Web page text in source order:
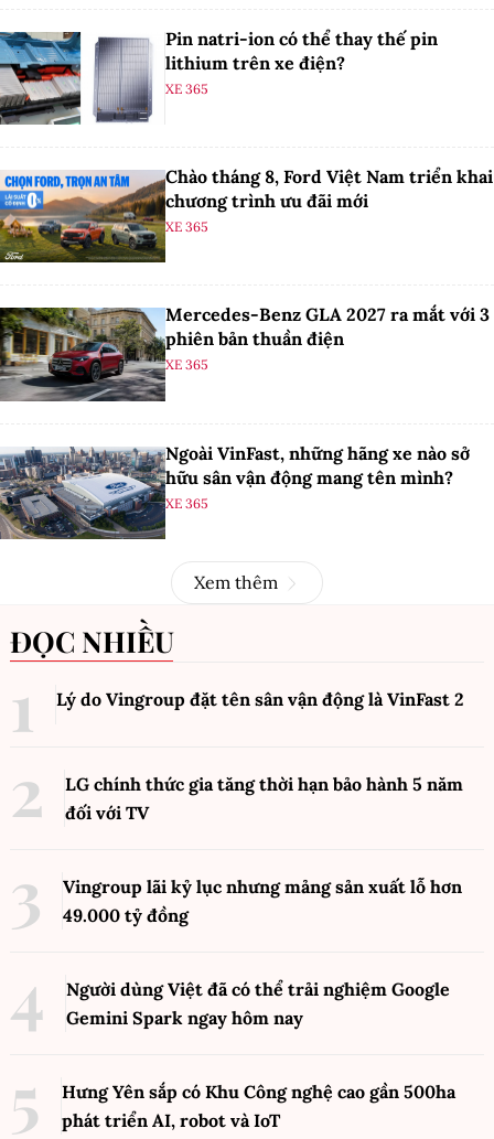
Pin natri-ion có thể thay thế pin
lithium trên xe điện?
XE 365
Chào tháng 8, Ford Việt Nam triển khai
chương trình ưu đãi mới
XE 365
Mercedes-Benz GLA 2027 ra mắt với 3
phiên bản thuần điện
XE 365
Ngoài VinFast, những hãng xe nào sở
hữu sân vận động mang tên mình?
XE 365
Xem thêm
ĐỌC NHIỀU
Lý do Vingroup đặt tên sân vận động là VinFast 2
LG chính thức gia tăng thời hạn bảo hành 5 năm
đối với TV
Vingroup lãi kỷ lục nhưng mảng sản xuất lỗ hơn
49.000 tỷ đồng
Người dùng Việt đã có thể trải nghiệm Google
Gemini Spark ngay hôm nay
Hưng Yên sắp có Khu Công nghệ cao gần 500ha
phát triển AI, robot và IoT